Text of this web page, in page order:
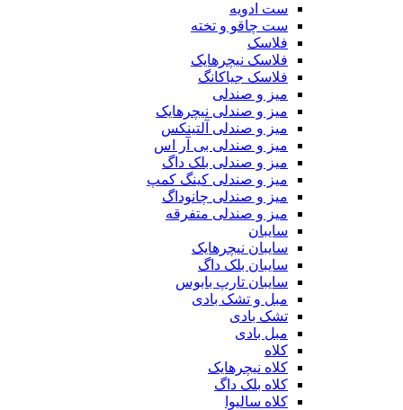
ست ادویه
ست چاقو و تخته
فلاسک
فلاسک نیچرهایک
فلاسک جیاکانگ
میز و صندلی
میز و صندلی نیچرهایک
میز و صندلی آلتینکس
میز و صندلی بی آر اس
میز و صندلی بلک داگ
میز و صندلی کینگ کمپ
میز و صندلی چانوداگ
میز و صندلی متفرقه
سایبان
سایبان نیچرهایک
سایبان بلک داگ
سایبان تارپ بابوس
مبل و تشک بادی
تشک بادی
مبل بادی
کلاه
کلاه نیچرهایک
کلاه بلک داگ
کلاه سالیوا